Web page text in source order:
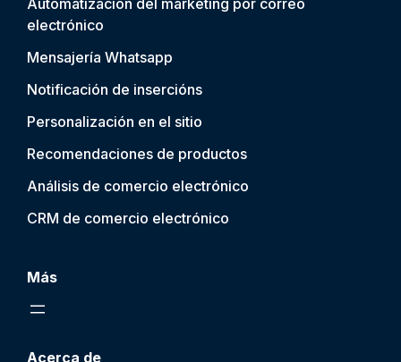
Automatización del marketing por correo
electrónico
Mensajería Whatsapp
Notificación de insercións
Personalización en el sitio
Recomendaciones de productos
Análisis de comercio electrónico
CRM de comercio electrónico
Más
Acerca de